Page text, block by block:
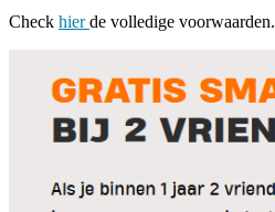
Check hierde volledige voorwaarden.